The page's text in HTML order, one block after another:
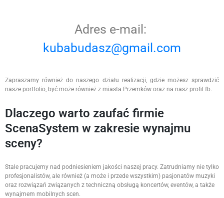
Adres e-mail:
kubabudasz@gmail.com
Zapraszamy również do naszego działu realizacji, gdzie możesz sprawdzić
nasze portfolio, być może również z miasta Przemków oraz na nasz profil fb.
Dlaczego warto zaufać firmie
ScenaSystem w zakresie wynajmu
sceny?
Stale pracujemy nad podniesieniem jakości naszej pracy. Zatrudniamy nie tylko
profesjonalistów, ale również (a może i przede wszystkim) pasjonatów muzyki
oraz rozwiązań związanych z techniczną obsługą koncertów, eventów, a także
wynajmem mobilnych scen.